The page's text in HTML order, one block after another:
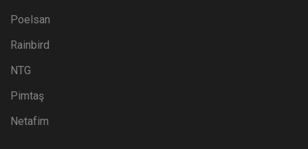
Poelsan
Rainbird
NTG
Pimtaş
Netafim